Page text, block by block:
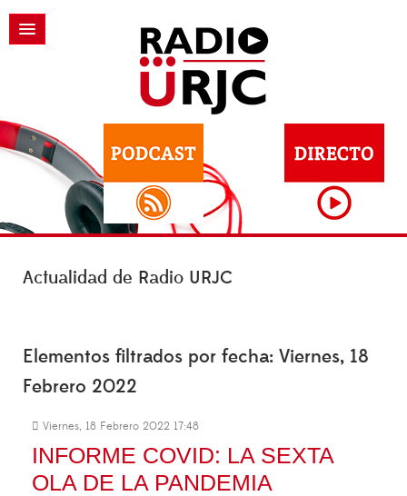
Actualidad de Radio URJC
Elementos filtrados por fecha: Viernes, 18
Febrero 2022
Viernes, 18 Febrero 2022 17:48
INFORME COVID: LA SEXTA
OLA DE LA PANDEMIA